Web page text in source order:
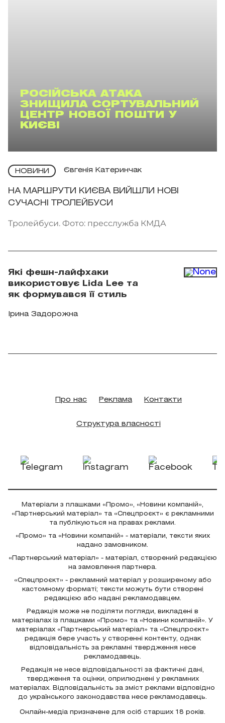
РОСІЙСЬКА АТАКА
ЗНИЩИЛА СОРТУВАЛЬНИЙ
ЦЕНТР НОВОЇ ПОШТИ У
КИЄВІ
НОВИНИ Євгенія Катеринчак
НА МАРШРУТИ КИЄВА ВИЙШЛИ НОВІ
СУЧАСНІ ТРОЛЕЙБУСИ
Тролейбуси. Фото: пресслужба КМДА
Які фешн-лайфхаки
використовує Lida Lee та
як формувався її стиль
Ірина Задорожна
Про нас Реклама Контакти
Структура власності
Матеріали з плашками «Промо», «Новини компаній»,
«Партнерський матеріал» та «Спецпроєкт» є рекламними
та публікуються на правах реклами.
«Промо» та «Новини компаній» - матеріали, тексти яких
надано замовником.
«Партнерський матеріал» - матеріал, створений редакцією
на замовлення партнера.
«Спецпроєкт» - рекламний матеріал у розширеному або
кастомному форматі; тексти можуть бути створені
редакцією або надані рекламодавцем.
Редакція може не поділяти погляди, викладені в
матеріалах із плашками «Промо» та «Новини компаній». У
матеріалах «Партнерський матеріал» та «Спецпроєкт»
редакція бере участь у створенні контенту, однак
відповідальність за рекламні твердження несе
рекламодавець.
Редакція не несе відповідальності за фактичні дані,
твердження та оцінки, оприлюднені у рекламних
матеріалах. Відповідальність за зміст реклами відповідно
до українського законодавства несе рекламодавець.
Онлайн-медіа призначене для осіб старших 18 років.